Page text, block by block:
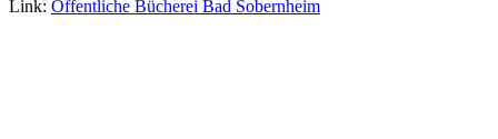
Link: Öffentliche Bücherei Bad Sobernheim